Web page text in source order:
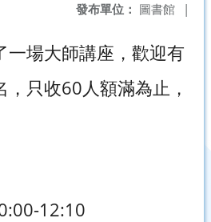
發布單位： 圖書館 |
一場大師講座，歡迎有
只收60人額滿為止，
12:10